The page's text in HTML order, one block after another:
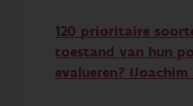
120 prioritaire
toestand van hun
evalueren?